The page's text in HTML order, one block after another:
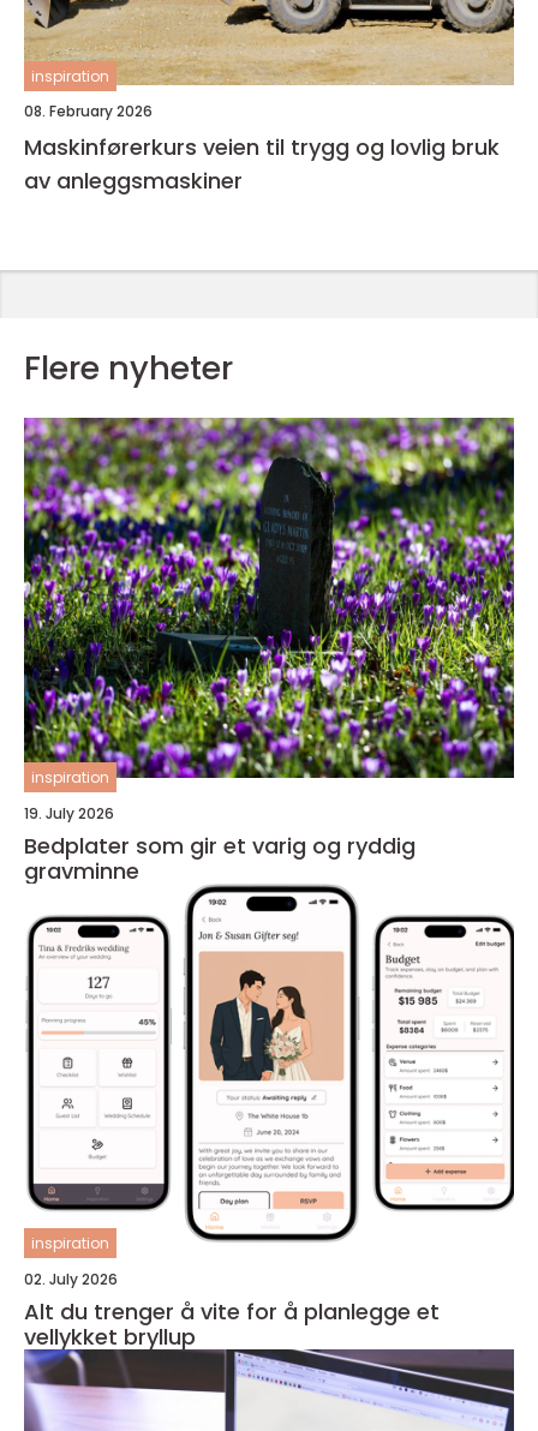
inspiration
08. February 2026
Maskinførerkurs veien til trygg og lovlig bruk
av anleggsmaskiner
Flere nyheter
inspiration
19. July 2026
Bedplater som gir et varig og ryddig
gravminne
inspiration
02. July 2026
Alt du trenger å vite for å planlegge et
vellykket bryllup